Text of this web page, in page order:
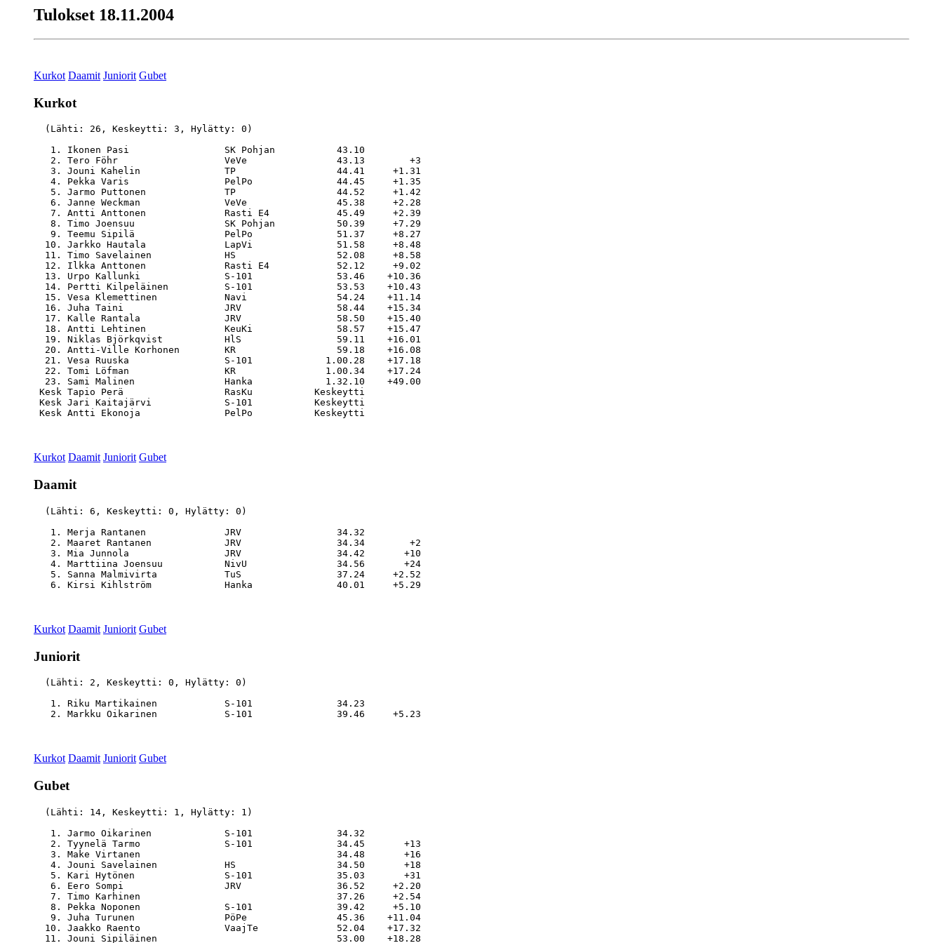
Tulokset 18.11.2004
Kurkot Daamit Juniorit Gubet
Kurkot
  (Lähti: 26, Keskeytti: 3, Hylätty: 0)
   1. Ikonen Pasi                 SK Pohjan           43.10
   2. Tero Föhr                   VeVe                43.13        +3
   3. Jouni Kahelin               TP                  44.41     +1.31
   4. Pekka Varis                 PelPo               44.45     +1.35
   5. Jarmo Puttonen              TP                  44.52     +1.42
   6. Janne Weckman               VeVe                45.38     +2.28
   7. Antti Anttonen              Rasti E4            45.49     +2.39
   8. Timo Joensuu                SK Pohjan           50.39     +7.29
   9. Teemu Sipilä                PelPo               51.37     +8.27
  10. Jarkko Hautala              LapVi               51.58     +8.48
  11. Timo Savelainen             HS                  52.08     +8.58
  12. Ilkka Anttonen              Rasti E4            52.12     +9.02
  13. Urpo Kallunki               S-101               53.46    +10.36
  14. Pertti Kilpeläinen          S-101               53.53    +10.43
  15. Vesa Klemettinen            Navi                54.24    +11.14
  16. Juha Taini                  JRV                 58.44    +15.34
  17. Kalle Rantala               JRV                 58.50    +15.40
  18. Antti Lehtinen              KeuKi               58.57    +15.47
  19. Niklas Björkqvist           HlS                 59.11    +16.01
  20. Antti-Ville Korhonen        KR                  59.18    +16.08
  21. Vesa Ruuska                 S-101             1.00.28    +17.18
  22. Tomi Löfman                 KR                1.00.34    +17.24
  23. Sami Malinen                Hanka             1.32.10    +49.00
Kesk Tapio Perä                  RasKu           Keskeytti
Kesk Jari Kaitajärvi             S-101           Keskeytti
Kurkot Daamit Juniorit Gubet
Daamit
  (Lähti: 6, Keskeytti: 0, Hylätty: 0)
   1. Merja Rantanen              JRV                 34.32
   2. Maaret Rantanen             JRV                 34.34        +2
   3. Mia Junnola                 JRV                 34.42       +10
   4. Marttiina Joensuu           NivU                34.56       +24
   5. Sanna Malmivirta            TuS                 37.24     +2.52
Kurkot Daamit Juniorit Gubet
Juniorit
  (Lähti: 2, Keskeytti: 0, Hylätty: 0)
   1. Riku Martikainen            S-101               34.23
Kurkot Daamit Juniorit Gubet
Gubet
  (Lähti: 14, Keskeytti: 1, Hylätty: 1)
   1. Jarmo Oikarinen             S-101               34.32
   2. Tyynelä Tarmo               S-101               34.45       +13
   3. Make Virtanen                                   34.48       +16
   4. Jouni Savelainen            HS                  34.50       +18
   5. Kari Hytönen                S-101               35.03       +31
   6. Eero Sompi                  JRV                 36.52     +2.20
   7. Timo Karhinen                                   37.26     +2.54
   8. Pekka Noponen               S-101               39.42     +5.10
   9. Juha Turunen                PöPe                45.36    +11.04
  10. Jaakko Raento               VaajTe              52.04    +17.32
  11. Jouni Sipiläinen                                53.00    +18.28